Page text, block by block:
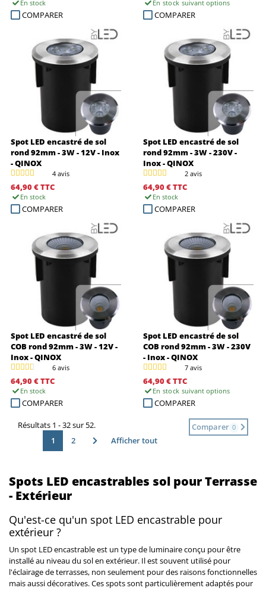
En stock
COMPARER
En stock suivant options
COMPARER
Spot LED encastré de sol
rond 92mm - 3W - 12V - Inox
- QINOX
4 avis
64,90 €TTC
En stock
COMPARER
Spot LED encastré de sol
rond 92mm - 3W - 230V -
Inox - QINOX
2 avis
64,90 €TTC
En stock
COMPARER
Spot LED encastré de sol
COB rond 92mm - 3W - 12V -
Inox - QINOX
6 avis
64,90 €TTC
En stock
COMPARER
Spot LED encastré de sol
COB rond 92mm - 3W - 230V
- Inox - QINOX
7 avis
64,90 €TTC
En stock suivant options
COMPARER
Comparer 0
Résultats 1 - 32 sur 52.
1
2 Afficher tout
Spots LED encastrables sol pour Terrasse
- Extérieur
Qu'est-ce qu'un spot LED encastrable pour
extérieur ?
Un spot LED encastrable est un type de luminaire conçu pour être
installé au niveau du sol en extérieur. Il est souvent utilisé pour
l'éclairage de terrasses, non seulement pour des raisons fonctionnelles
mais aussi décoratives. Ces spots sont particulièrement adaptés pour